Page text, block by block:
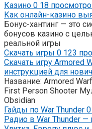
Казино 0 18
Как онлайн-казино
Бонус-хантинг — это
бонусов казино с
реальной игры
Скачать игры 0 123
Скачать игру Armored
инструкцией для
Название: Armored
First Person Shooter
Obsidian
Гайды по War Thunder 0
Радио в War Thunder